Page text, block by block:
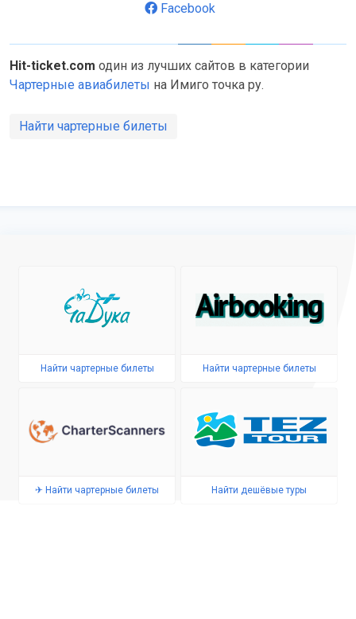
Facebook
Hit-ticket.com один из лучших сайтов в категории
Чартерные авиабилеты на Имиго точка ру.
Найти чартерные билеты
Найти чартерные билеты Найти чартерные билеты
✈ Найти чартерные билеты Найти дешёвые туры